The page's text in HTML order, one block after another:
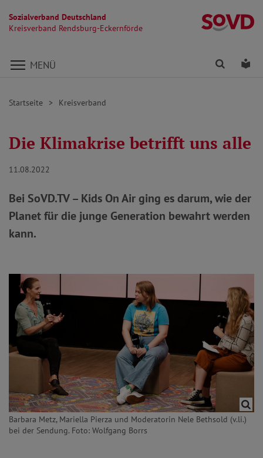
Sozialverband Deutschland
Kreisverband Rendsburg-Eckernförde
Direkt zu den Inhalten springen
MENÜ Finden
Startseite Kreisverband
Die Klimakrise betrifft uns alle
11.08.2022
Bei SoVD.TV – Kids On Air ging es darum, wie der
Planet für die junge Generation bewahrt werden
kann.
Barbara Metz, Mariella Pierza und Moderatorin Nele Bethsold (v.li.)
bei der Sendung. Foto: Wolfgang Borrs